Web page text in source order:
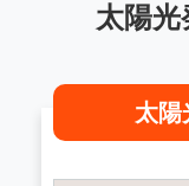
太陽光
太陽